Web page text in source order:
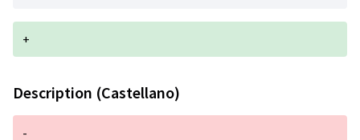
+
Description (Castellano)
-